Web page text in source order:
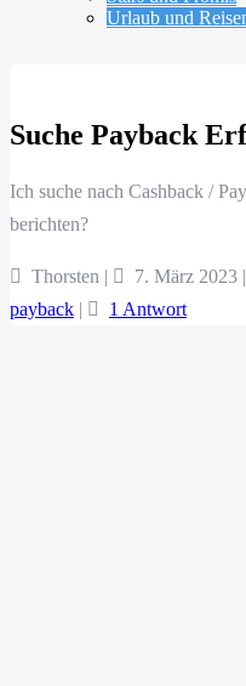
Urlaub und
Suche Payback
Ich suche nach Cashback /
berichten?
Thorsten | 7. März 2023 |
payback | 1 Antwort